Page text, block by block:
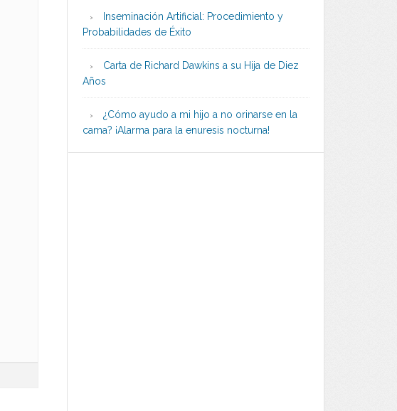
Inseminación Artificial: Procedimiento y
Probabilidades de Éxito
Carta de Richard Dawkins a su Hija de Diez
Años
¿Cómo ayudo a mi hijo a no orinarse en la
cama? ¡Alarma para la enuresis nocturna!